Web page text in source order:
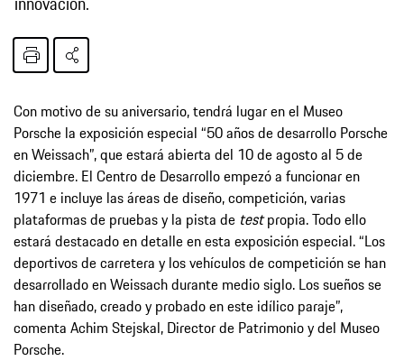
Con motivo de su aniversario, tendrá lugar en el Museo
Porsche la exposición especial “50 años de desarrollo Porsche
en Weissach”, que estará abierta del 10 de agosto al 5 de
diciembre. El Centro de Desarrollo empezó a funcionar en
1971 e incluye las áreas de diseño, competición, varias
plataformas de pruebas y la pista de testpropia. Todo ello
estará destacado en detalle en esta exposición especial. “Los
deportivos de carretera y los vehículos de competición se han
desarrollado en Weissach durante medio siglo. Los sueños se
han diseñado, creado y probado en este idílico paraje”,
comenta Achim Stejskal, Director de Patrimonio y del Museo
Porsche.